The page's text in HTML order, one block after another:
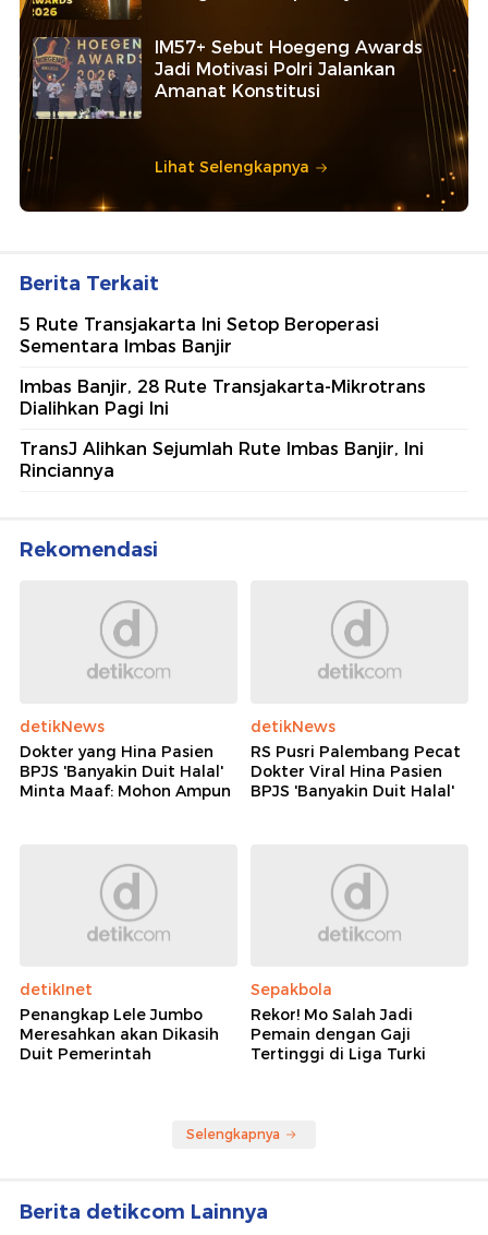
IM57+ Sebut Hoegeng Awards
Jadi Motivasi Polri Jalankan
Amanat Konstitusi
Lihat Selengkapnya
Berita Terkait
5 Rute Transjakarta Ini Setop Beroperasi
Sementara Imbas Banjir
Imbas Banjir, 28 Rute Transjakarta-Mikrotrans
Dialihkan Pagi Ini
TransJ Alihkan Sejumlah Rute Imbas Banjir, Ini
Rinciannya
Rekomendasi
detikNews
Dokter yang Hina Pasien
BPJS 'Banyakin Duit Halal'
Minta Maaf: Mohon Ampun
detikNews
RS Pusri Palembang Pecat
Dokter Viral Hina Pasien
BPJS 'Banyakin Duit Halal'
detikInet
Penangkap Lele Jumbo
Meresahkan akan Dikasih
Duit Pemerintah
Sepakbola
Rekor! Mo Salah Jadi
Pemain dengan Gaji
Tertinggi di Liga Turki
Selengkapnya
Berita detikcom Lainnya